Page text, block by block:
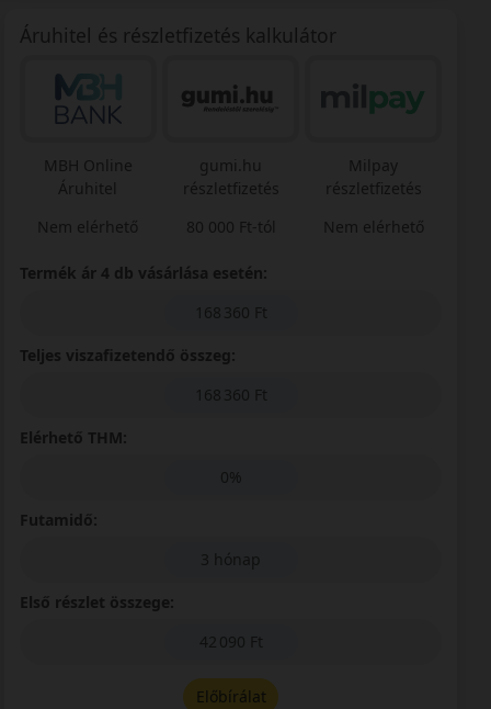
Áruhitel és részletfizetés kalkulátor
MBH Online
Áruhitel
Nem elérhető
gumi.hu
részletfizetés
80 000 Ft-tól
Milpay
részletfizetés
Nem elérhető
Termék ár 4 db vásárlása esetén:
168 360 Ft
Teljes viszafizetendő összeg:
168 360 Ft
Elérhető THM:
0%
Futamidő:
3 hónap
Első részlet összege:
42 090 Ft
Előbírálat